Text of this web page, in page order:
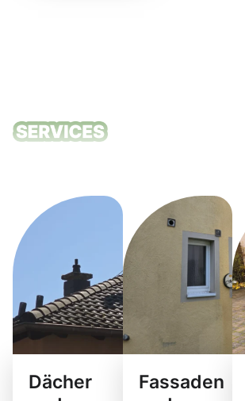
Dächer
Fassaden